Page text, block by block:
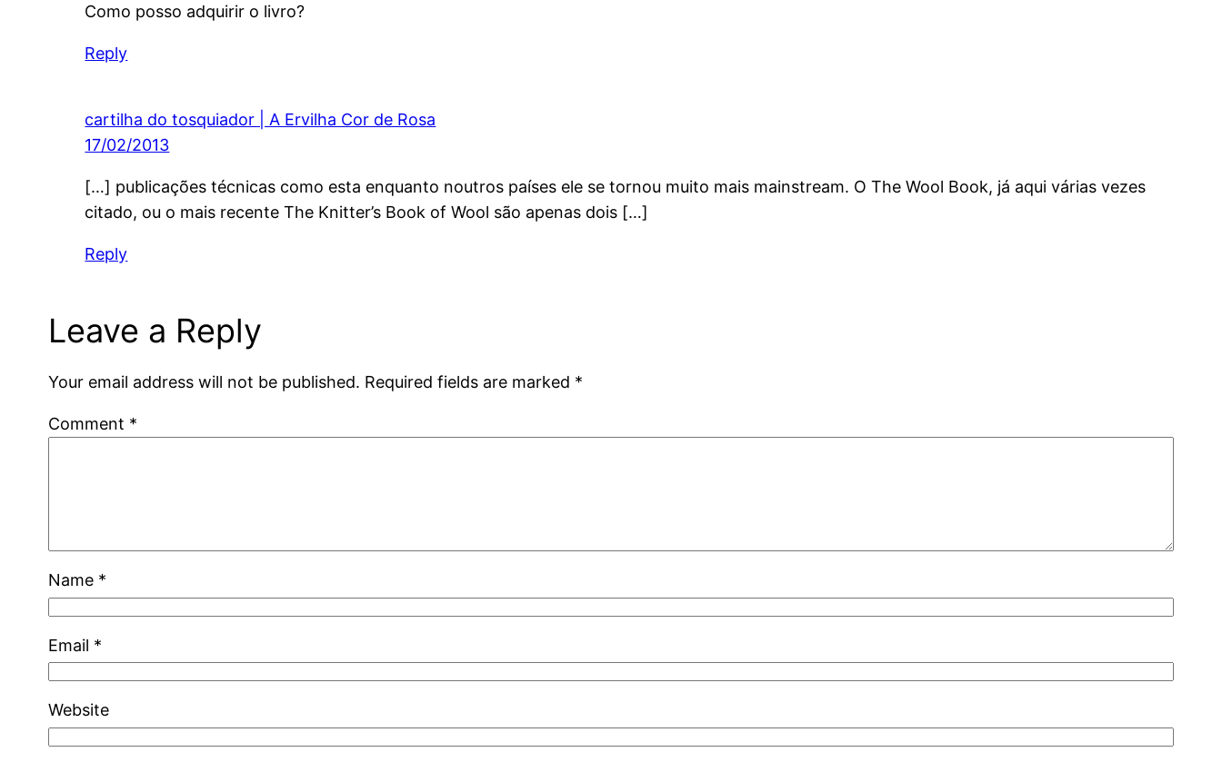
Como posso adquirir o livro?
Reply
cartilha do tosquiador | A Ervilha Cor de Rosa
17/02/2013
[…] publicações técnicas como esta enquanto noutros países ele se tornou muito mais mainstream. O The Wool Book, já aqui várias vezes
citado, ou o mais recente The Knitter’s Book of Wool são apenas dois […]
Reply
Leave a Reply
Your email address will not be published. Required fields are marked *
Comment *
Name *
Email *
Website